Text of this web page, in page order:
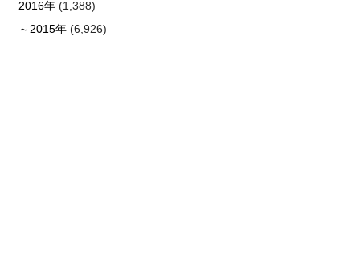
2016年(1,388)
～2015年(6,926)